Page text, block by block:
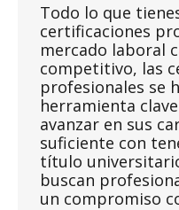
Todo lo que
certificaciones
mercado laboral
competitivo, las
profesionales se
herramienta
avanzar en sus
suficiente con
título
buscan
un compromiso